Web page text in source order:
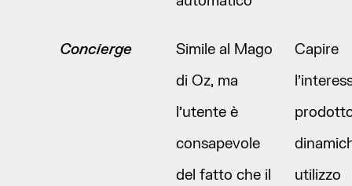
Concierge
Simile al Mago
di Oz, ma
l’utente è
consapevole
del fatto che il
Capire
utilizzo